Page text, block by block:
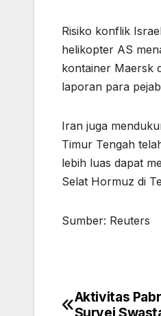
Risiko konflik
helikopter AS
kontainer Maersk
laporan para
Iran juga
Timur Tengah
lebih luas dapat
Selat Hormuz di
Sumber: Reuters
Post
Aktivitas